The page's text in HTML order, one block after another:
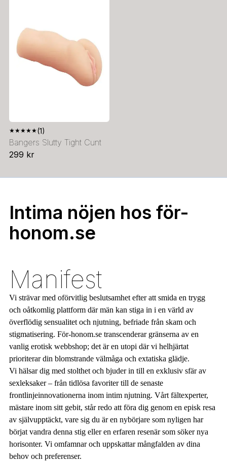
★★★★★(1)
Bangers Slutty Tight Cunt
299 kr
Intima nöjen hos för-
honom.se
Manifest
Vi strävar med oförvitlig beslutsamhet efter att smida en trygg
och oåtkomlig plattform där män kan stiga in i en värld av
överflödig sensualitet och njutning, befriade från skam och
stigmatisering. För-honom.se transcenderar gränserna av en
vanlig erotisk webbshop; det är en utopi där vi helhjärtat
prioriterar din blomstrande välmåga och extatiska glädje.
Vi hälsar dig med stolthet och bjuder in till en exklusiv sfär av
sexleksaker – från tidlösa favoriter till de senaste
frontlinjeinnovationerna inom intim njutning. Vårt fältexperter,
mästare inom sitt gebit, står redo att föra dig genom en episk resa
av självupptäckt, vare sig du är en nybörjare som nyligen har
börjat vandra denna stig eller en erfaren resenär som söker nya
horisonter. Vi omfamnar och uppskattar mångfalden av dina
behov och preferenser.